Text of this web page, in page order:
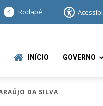
4 Rodapé
INÍCIO GOVERNO
DA SILVA